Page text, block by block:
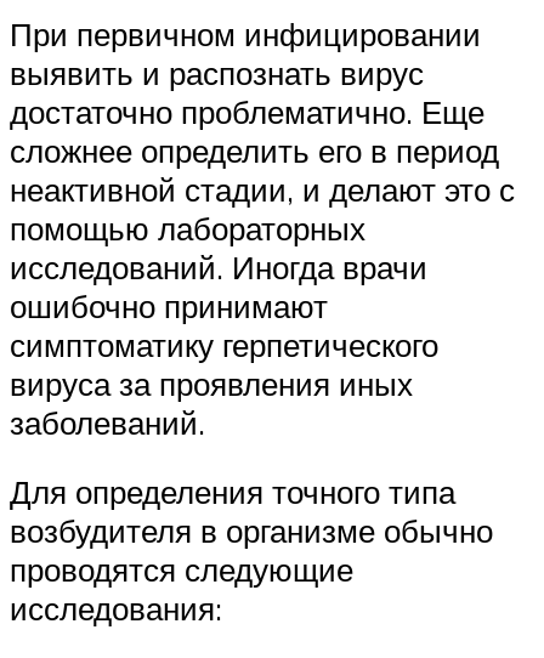
При первичном инфицировании
выявить и распознать вирус
достаточно проблематично. Еще
сложнее определить его в период
неактивной стадии, и делают это с
помощью лабораторных
исследований. Иногда врачи
ошибочно принимают
симптоматику герпетического
вируса за проявления иных
заболеваний.
Для определения точного типа
возбудителя в организме обычно
проводятся следующие
исследования: